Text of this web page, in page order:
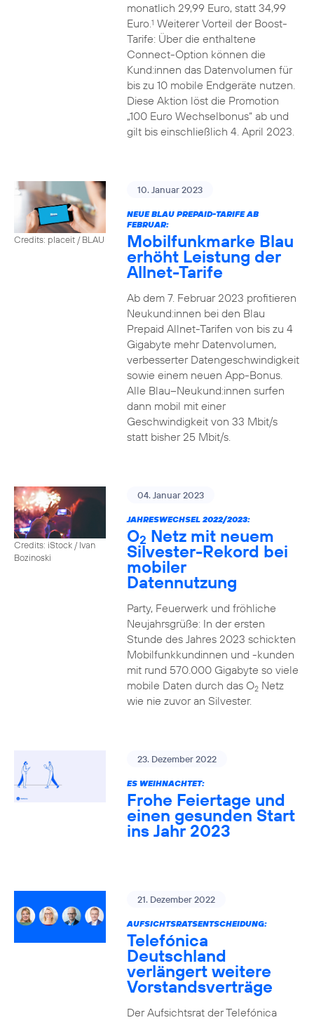
monatlich 29,99 Euro, statt 34,99
Euro.1 Weiterer Vorteil der Boost-
Tarife: Über die enthaltene
Connect-Option können die
Kund:innen das Datenvolumen für
bis zu 10 mobile Endgeräte nutzen.
Diese Aktion löst die Promotion
„100 Euro Wechselbonus“ ab und
gilt bis einschließlich 4. April 2023.
Credits: placeit / BLAU
10. Januar 2023
NEUE BLAU PREPAID-TARIFE AB
FEBRUAR:
Mobilfunkmarke Blau
erhöht Leistung der
Allnet-Tarife
Ab dem 7. Februar 2023 profitieren
Neukund:innen bei den Blau
Prepaid Allnet-Tarifen von bis zu 4
Gigabyte mehr Datenvolumen,
verbesserter Datengeschwindigkeit
sowie einem neuen App-Bonus.
Alle Blau–Neukund:innen surfen
dann mobil mit einer
Geschwindigkeit von 33 Mbit/s
statt bisher 25 Mbit/s.
Credits: iStock / Ivan
Bozinoski
04. Januar 2023
JAHRESWECHSEL 2022/2023:
O2 Netz mit neuem
Silvester-Rekord bei
mobiler
Datennutzung
Party, Feuerwerk und fröhliche
Neujahrsgrüße: In der ersten
Stunde des Jahres 2023 schickten
Mobilfunkkundinnen und -kunden
mit rund 570.000 Gigabyte so viele
mobile Daten durch das O2Netz
wie nie zuvor an Silvester.
23. Dezember 2022
ES WEIHNACHTET:
Frohe Feiertage und
einen gesunden Start
ins Jahr 2023
21. Dezember 2022
AUFSICHTSRATSENTSCHEIDUNG:
Telefónica
Deutschland
verlängert weitere
Vorstandsverträge
Der Aufsichtsrat der Telefónica